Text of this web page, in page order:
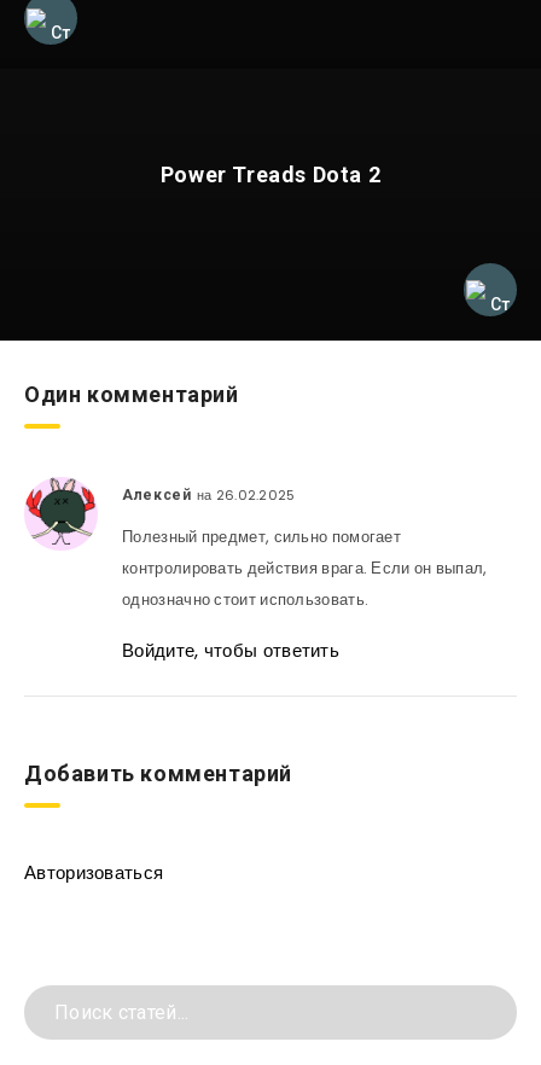
Power Treads Dota 2
Один комментарий
Алексей на 26.02.2025
Полезный предмет, сильно помогает
контролировать действия врага. Если он выпал,
однозначно стоит использовать.
Войдите, чтобы ответить
Добавить комментарий
Авторизоваться